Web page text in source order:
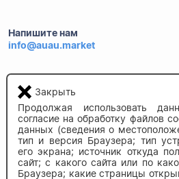
Напишите нам
info@auau.market
ул.Калязинская 6, оф. 2
Закрыть
Продолжая использовать
согласие на обработку файлов
данных (сведения о
тип и версия Браузера; тип
его экрана; источник откуда
сайт; с какого сайта или по
Браузера; какие страницы